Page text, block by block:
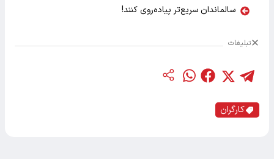
سالماندان سریع‌تر پیاده‌روی کنند!
تبلیغات
کارگران